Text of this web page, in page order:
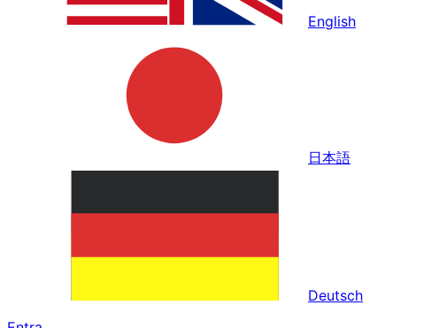
English
日本語
Deutsch